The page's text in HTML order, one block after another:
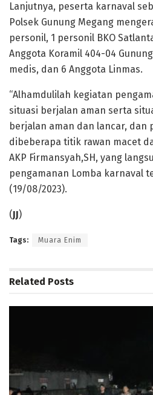
Lanjutnya, peserta karnaval
Polsek Gunung Megang
personil, 1 personil BKO
Anggota Koramil 404-04
medis, dan 6 Anggota Linmas.
“Alhamdulilah kegiatan
situasi berjalan aman serta
berjalan aman dan lancar, dan
dibeberapa titik rawan macet
AKP Firmansyah,SH, yang
pengamanan Lomba karnaval
(19/08/2023).
(JJ)
Tags: Muara Enim
Related Posts